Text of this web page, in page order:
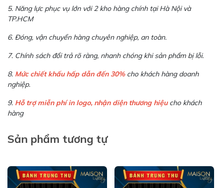
5. Năng lực phục vụ lớn với 2 kho hàng chính tại Hà Nội và
TP.HCM
6. Đóng, vận chuyển hàng chuyên nghiệp, an toàn.
7. Chính sách đổi trả rõ ràng, nhanh chóng khi sản phẩm bị lỗi.
8. Mức chiết khấu hấp dẫn đến 30%cho khách hàng doanh
nghiệp.
9. Hỗ trợ miễn phí in logo, nhận diện thương hiệucho khách
hàng
Sản phẩm tương tự